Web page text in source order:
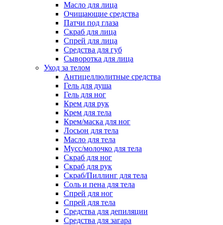
Масло для лица
Очищающие средства
Патчи под глаза
Скраб для лица
Спрей для лица
Средства для губ
Сыворотка для лица
Уход за телом
Антицеллюлитные средства
Гель для душа
Гель для ног
Крем для рук
Крем для тела
Крем/маска для ног
Лосьон для тела
Масло для тела
Мусс/молочко для тела
Скраб для ног
Скраб для рук
Скраб/Пиллинг для тела
Соль и пена для тела
Спрей для ног
Спрей для тела
Средства для депиляции
Средства для загара